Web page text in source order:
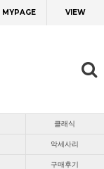
MYPAGE VIEW
클래식
악세사리
구매후기